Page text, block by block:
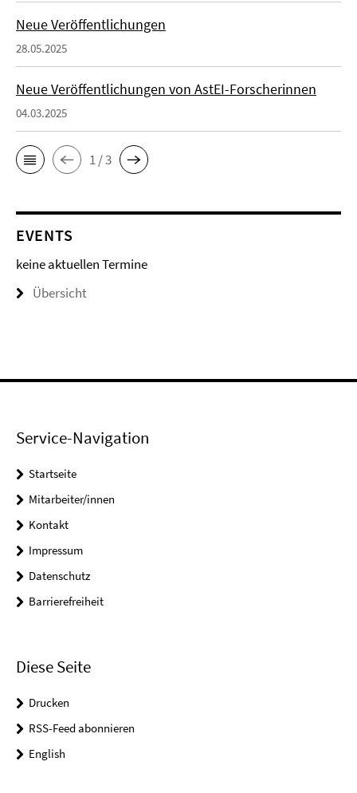
Neue Veröffentlichungen
28.05.2025
Neue Veröffentlichungen von AstEI-Forscherinnen
04.03.2025
1 / 3
EVENTS
keine aktuellen Termine
Übersicht
Service-Navigation
Startseite
Mitarbeiter/innen
Kontakt
Impressum
Datenschutz
Barrierefreiheit
Diese Seite
Drucken
RSS-Feed abonnieren
English